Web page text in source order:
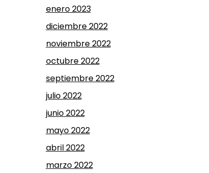
enero 2023
diciembre 2022
noviembre 2022
octubre 2022
septiembre 2022
julio 2022
junio 2022
mayo 2022
abril 2022
marzo 2022